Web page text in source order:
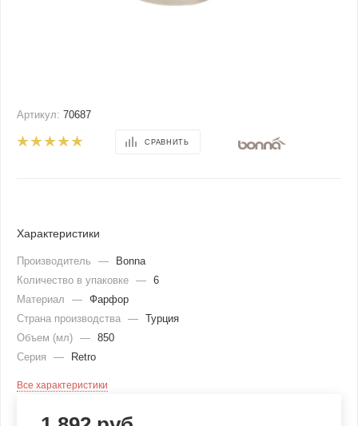
Артикул: 70687
СРАВНИТЬ
Характеристики
Производитель —
Bonna
Количество в упаковке — 6
Материал
— Фарфор
Страна производства — Турция
Объем (мл) — 850
Серия
— Retro
Все характеристики